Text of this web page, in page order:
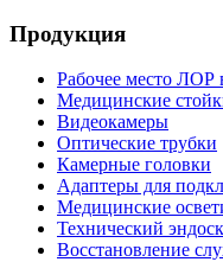
Продукция
Рабочее место ЛОР
Медицинские
Видеокамеры
Оптические трубки
Камерные головки
Адаптеры для
Медицинские
Технический
Восстановление